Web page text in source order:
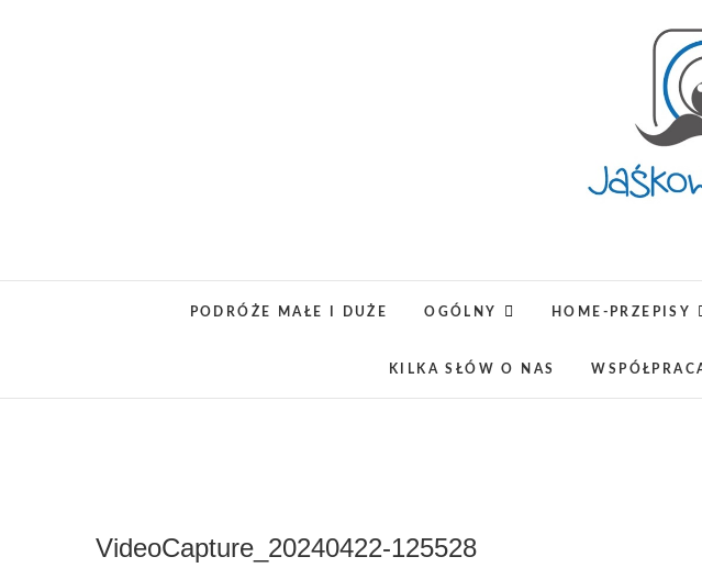
Jaśkowe
OPISUJEMY ŻYCIE.
PODRÓŻE MAŁE I DUŻE OGÓLNY HOME-PRZEPISY
KILKA SŁÓW O NAS
VideoCapture_20240422-125528